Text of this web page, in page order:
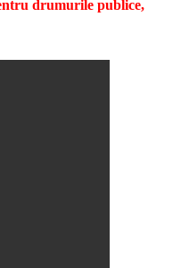
drumurile publice,